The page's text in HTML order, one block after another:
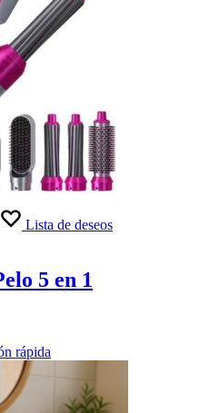
Lista de deseos
5 en 1
rápida